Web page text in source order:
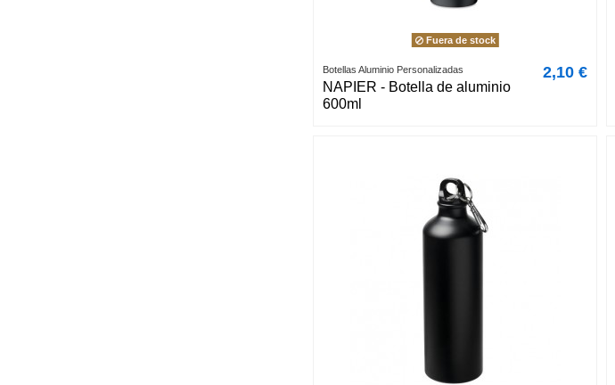
Fuera de stock
Botellas Aluminio Personalizadas
NAPIER - Botella de aluminio
600ml
2,10 €